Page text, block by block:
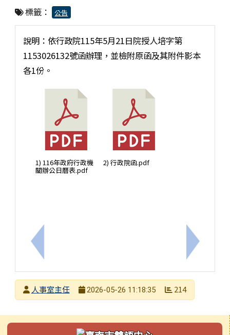
標籤： 公告
上一筆：轉知本府政風處製作有關「利用職務詐取
說明：依行政院115年5月21日院授人培字第
1153026132號函辦理，並檢附原函及其附件影本
各1份。
1) 116年政府行政機
關辦公日曆表.pdf
2) 行政院函.pdf
下一筆：
發布者人事室主任
2026-05-26 11:18:35 214
左邊區域內容